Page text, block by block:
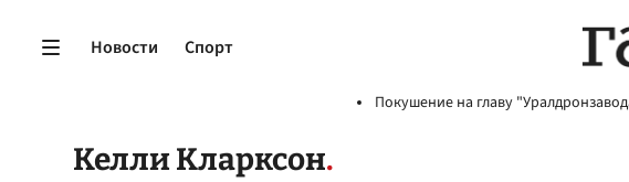
Новости Спорт
Покушение на главу
Келли Кларксон